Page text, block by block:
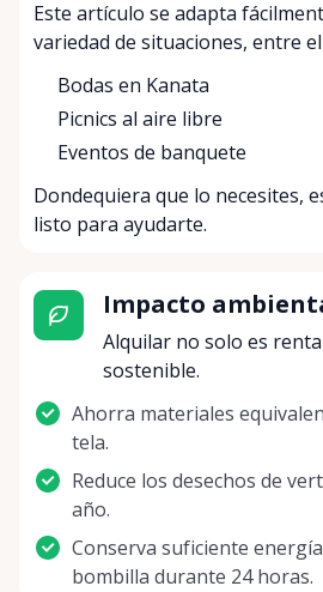
Este artículo se adapta
variedad de situaciones, entre
Bodas en Kanata
Picnics al aire libre
Eventos de banquete
Dondequiera que lo necesites,
listo para ayudarte.
Impacto
Alquilar no solo es
sostenible.
Ahorra materiales
tela.
Reduce los desechos de
año.
Conserva suficiente
bombilla durante 24 horas.